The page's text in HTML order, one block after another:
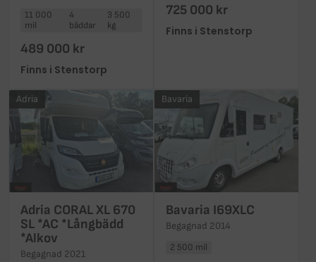
11 000
mil
4
bäddar
3 500
kg
489 000 kr
Finns i Stenstorp
725 000 kr
Finns i Stenstorp
Adria
Adria CORAL XL 670
SL *AC *Långbädd
*Alkov
Begagnad 2021
Bavaria
Bavaria I69XLC
Begagnad 2014
2 500 mil